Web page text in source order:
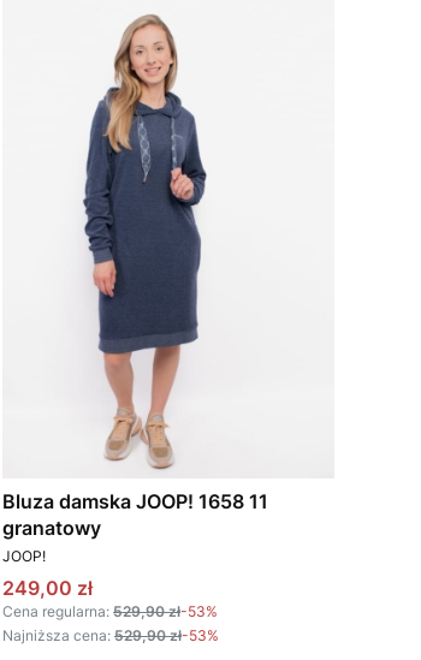
Bluza damska JOOP! 1658 11
granatowy
PRODUCENT
JOOP!
Cena promocyjna
249,00 zł
Cena regularna: 529,90 zł-53%
Najniższa cena: 529,90 zł-53%